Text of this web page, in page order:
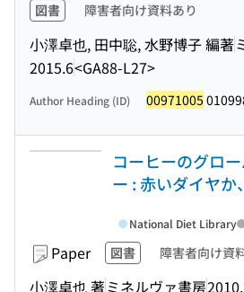
図書 障害者向け資料あり
小澤卓也, 田中聡, 水野博子 編著
2015.6<GA88-L27>
Author Heading (ID) 00971005
コーヒーのグロ
ー : 赤いダイヤ
Paper 図書 障害者向け資
小澤卓也 著ミネルヴァ書房
National Diet Library